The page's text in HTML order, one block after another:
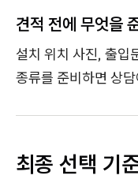
견적 전에 무엇을
설치 위치 사진, 출입
종류를 준비하면 상
최종 선택 기